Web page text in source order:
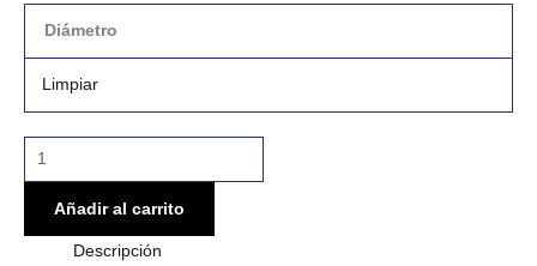
Diámetro
Limpiar
Añadir al carrito
Descripción